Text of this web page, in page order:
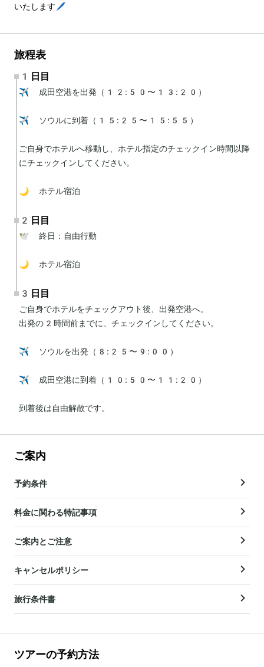
いたします🖊️
旅程表
1日目
✈️ 成田空港を出発（12:50〜13:20）
✈️ ソウルに到着（15:25〜15:55）
ご自身でホテルへ移動し、ホテル指定のチェックイン時間以降
にチェックインしてください。
🌙 ホテル宿泊
2日目
🕊 終日：自由行動
🌙 ホテル宿泊
3日目
ご自身でホテルをチェックアウト後、出発空港へ。
出発の2時間前までに、チェックインしてください。
✈️ ソウルを出発（8:25〜9:00）
✈️ 成田空港に到着（10:50〜11:20）
到着後は自由解散です。
ご案内
予約条件
料金に関わる特記事項
ご案内とご注意
キャンセルポリシー
旅行条件書
ツアーの予約方法